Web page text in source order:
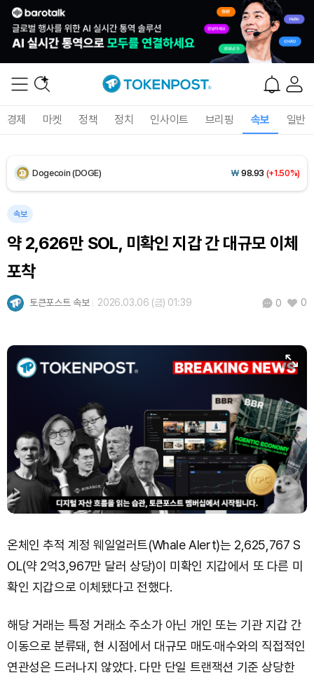
경제 마켓 정책 정치 인사이트 브리핑 속보 일반
XRP (XRP) 1,455(+0.62%)
Dogecoin (DOGE) ₩ 98.93 (+1.50%)
속보
약 2,626만 SOL, 미확인 지갑 간 대규모 이체
포착
토큰포스트 속보 2026.03.06 (금) 01:39 0 0
온체인 추적 계정 웨일얼러트(Whale Alert)는 2,625,767 S
OL(약 2억3,967만 달러 상당)이 미확인 지갑에서 또 다른 미
확인 지갑으로 이체됐다고 전했다.
해당 거래는 특정 거래소 주소가 아닌 개인 또는 기관 지갑 간
이동으로 분류돼, 현 시점에서 대규모 매도·매수와의 직접적인
연관성은 드러나지 않았다. 다만 단일 트랜잭션 기준 상당한